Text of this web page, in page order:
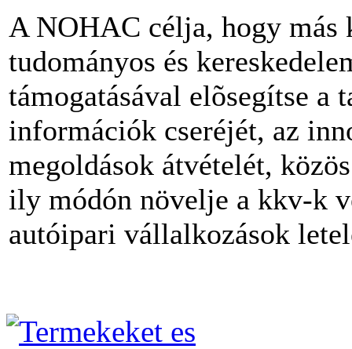
A NOHAC célja, hogy más
tudományos és
támogatásával elõsegítse a
információk cseréjét, az
megoldások átvételét,
ily módón növelje a kkv-k
autóipari vállalkozások